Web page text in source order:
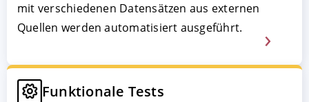
mit verschiedenen Datensätzen aus externen
Quellen werden automatisiert ausgeführt.
Funktionale Tests